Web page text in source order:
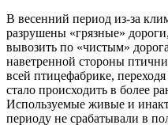
В весенний период из-за
разрушены «грязные»
вывозить по «чистым»
наветренной стороны
всей птицефабрике,
стало происходить в более
Используемые живые и
периоду не срабатывали в